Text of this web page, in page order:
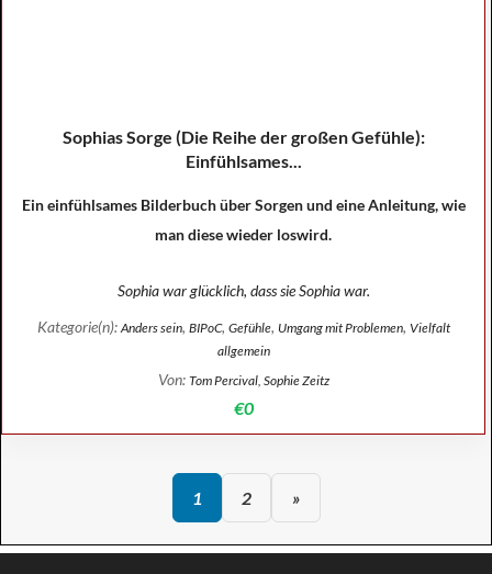
Sophias Sorge (Die Reihe der großen Gefühle):
Einfühlsames...
Ein einfühlsames Bilderbuch über Sorgen und eine Anleitung, wie
man diese wieder loswird.
Sophia war glücklich, dass sie Sophia war.
Kategorie(n):Anders sein, BIPoC, Gefühle, Umgang mit Problemen, Vielfalt
allgemein
Von: Tom Percival, Sophie Zeitz
€0
1 2 »